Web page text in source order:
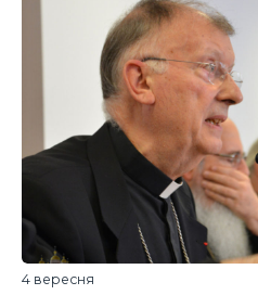
4 вересня